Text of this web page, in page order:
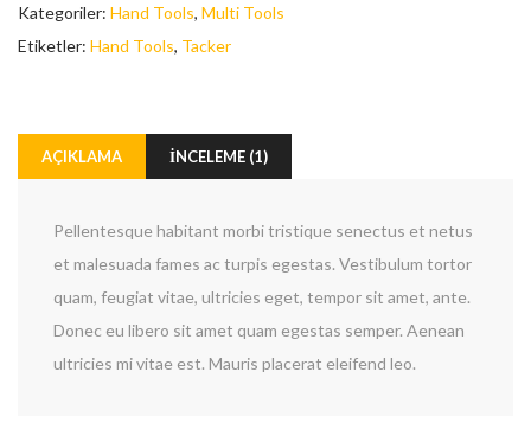
Kategoriler: Hand Tools, Multi Tools
Etiketler: Hand Tools, Tacker
AÇIKLAMA İNCELEME (1)
Pellentesque habitant morbi tristique senectus et netus
et malesuada fames ac turpis egestas. Vestibulum tortor
quam, feugiat vitae, ultricies eget, tempor sit amet, ante.
Donec eu libero sit amet quam egestas semper. Aenean
ultricies mi vitae est. Mauris placerat eleifend leo.